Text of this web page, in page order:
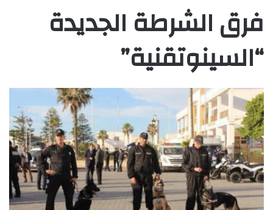
فرق الشرطة الجديدة
“السينوتقنية”